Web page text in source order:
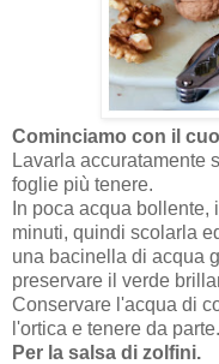
Cominciamo con il
Lavarla accuratamente
foglie più tenere.
In poca acqua
minuti, quindi scolarla
una bacinella di acqua
preservare il verde
Conservare l'acqua di
l'ortica e tenere da parte.
Per la salsa di zolfini.